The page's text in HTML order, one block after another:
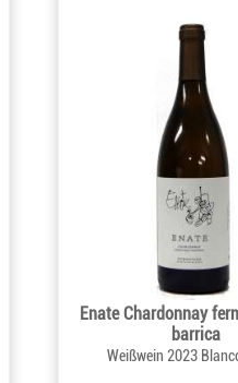
Enate Chardonnay
barrica
Weißwein 2023